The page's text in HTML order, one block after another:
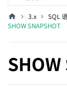
3.x SQL
SHOW SNAPSHOT
SHOW